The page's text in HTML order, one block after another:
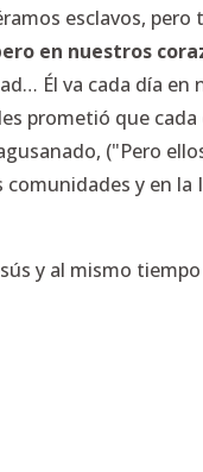
esclavos, pero
en nuestros
Él va cada día en
prometió que
("Pero
y en
y al mismo